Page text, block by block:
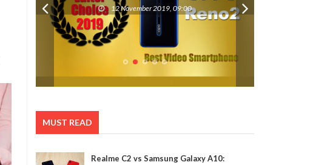
12 November 2019, 09:00
MUST READ
Realme C2 vs Samsung Galaxy A10: